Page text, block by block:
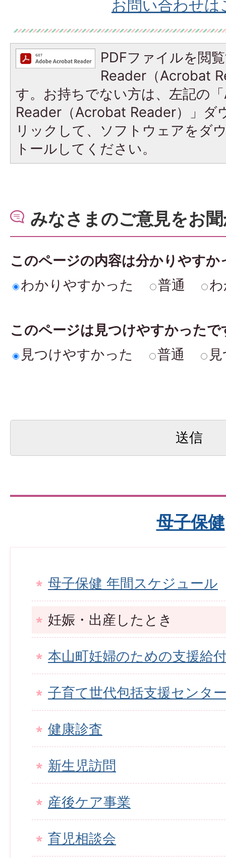
お問い合わせは
PDFファイルを閲
Reader（Acrobat
す。お持ちでない方は、左記の
Reader（Acrobat Reader）」ダ
リックして、ソフトウェアをダ
トールしてください。
みなさまのご意見をお
このページの内容は分かりやすか
わかりやすかった
普通
このページは見つけやすかったで
見つけやすかった
普通
母子保健
母子保健 年間スケジュール
妊娠・出産したとき
本山町妊婦のための支援給
子育て世代包括支援センタ
健康診査
新生児訪問
産後ケア事業
育児相談会